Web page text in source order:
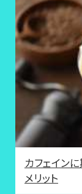
カフェイン
メリット